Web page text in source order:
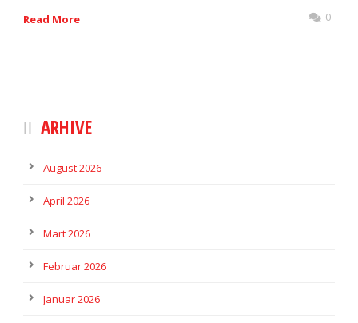
Read More 0
ARHIVE
August 2026
April 2026
Mart 2026
Februar 2026
Januar 2026